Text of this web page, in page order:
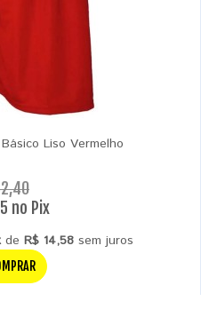
Liso Vermelho
no Pix
de R$ 14,58sem juros